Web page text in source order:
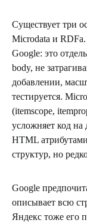
Существует три
Microdata и
Google: это
body, не
добавлении,
тестируется.
(itemscope,
усложняет код на
HTML
структур, но
Google
описывает всю
Яндекс тоже его